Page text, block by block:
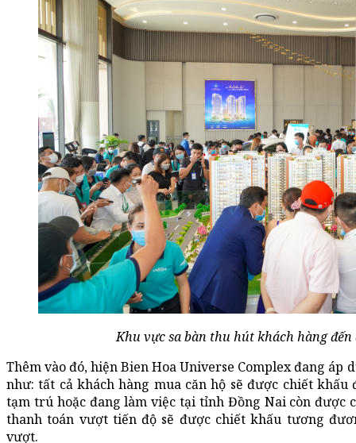
Khu vực sa bàn thu hút khách hàng đến
Thêm vào đó, hiện Bien Hoa Universe Complex đang áp
như: tất cả khách hàng mua căn hộ sẽ được chiết
tạm trú hoặc đang làm việc tại tỉnh Đồng Nai còn được
thanh toán vượt tiến độ sẽ được chiết khấu tương
vượt.